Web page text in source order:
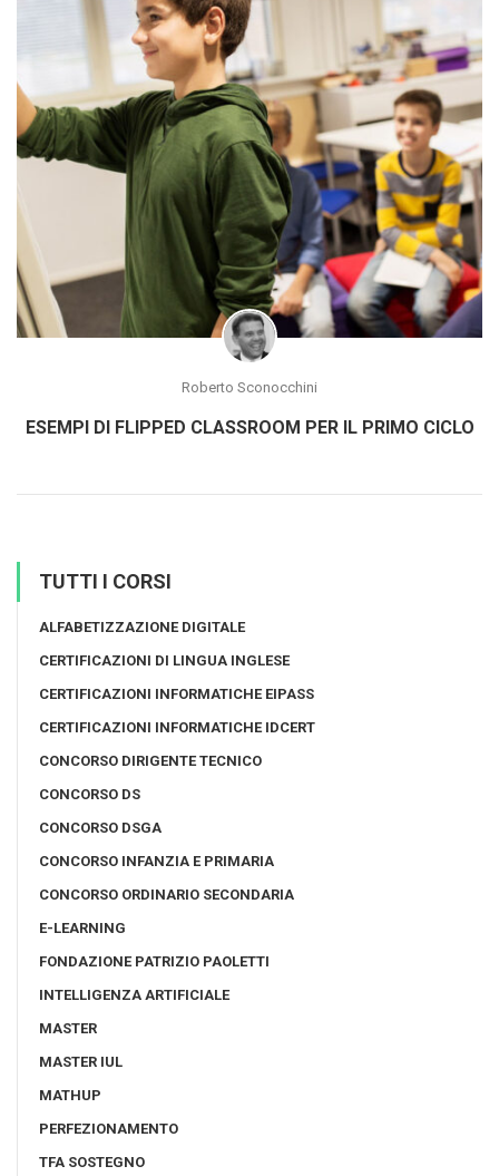
Roberto Sconocchini
ESEMPI DI FLIPPED CLASSROOM PER IL PRIMO CICLO
TUTTI I CORSI
ALFABETIZZAZIONE DIGITALE
CERTIFICAZIONI DI LINGUA INGLESE
CERTIFICAZIONI INFORMATICHE EIPASS
CERTIFICAZIONI INFORMATICHE IDCERT
CONCORSO DIRIGENTE TECNICO
CONCORSO DS
CONCORSO DSGA
CONCORSO INFANZIA E PRIMARIA
CONCORSO ORDINARIO SECONDARIA
E-LEARNING
FONDAZIONE PATRIZIO PAOLETTI
INTELLIGENZA ARTIFICIALE
MASTER
MASTER IUL
MATHUP
PERFEZIONAMENTO
TFA SOSTEGNO